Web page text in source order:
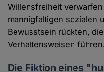
Willensfreiheit
mannigfaltigen sozialen
Bewusstsein rückten,
Verhaltensweisen führen.
Die Fiktion eines